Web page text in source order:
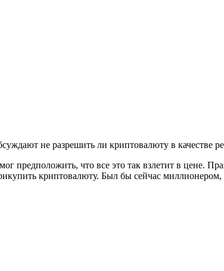
не разрешить ли криптовалюту в качестве
предположить, что все это так взлетит в цене.
криптовалюту. Был бы сейчас